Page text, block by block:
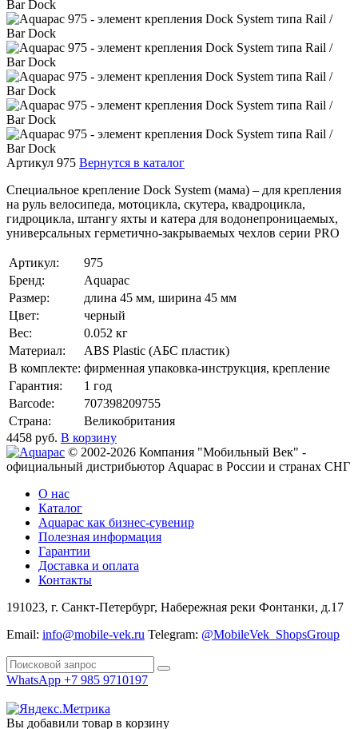
Артикул 975 Вернутся в каталог
Специальное крепление Dock System (мама) – для крепления
на руль велосипеда, мотоцикла, скутера, квадроцикла,
гидроцикла, штангу яхты и катера для водонепроницаемых,
универсальных герметично-закрываемых чехлов серии PRO
Артикул:
975
Бренд:
Aquapac
Размер:
длина 45 мм, ширина 45 мм
Цвет:
черный
Вес:
0.052 кг
Материал:
ABS Plastic (АБС пластик)
В комплекте: фирменная упаковка-инструкция, крепление
Гарантия:
1 год
Barcode:
707398209755
Страна:
Великобритания
4458 руб. В корзину
© 2002-2026 Компания "Мобильный Век" -
официальный дистрибьютор Aquapac в России и странах СНГ
О нас
Каталог
Aquapac как бизнес-сувенир
Полезная информация
Гарантии
Доставка и оплата
Контакты
191023, г. Санкт-Петербург, Набережная реки Фонтанки, д.17
Email: info@mobile-vek.ru Telegram: @MobileVek_ShopsGroup
WhatsApp +7 985 9710197
Вы добавили товар в корзину